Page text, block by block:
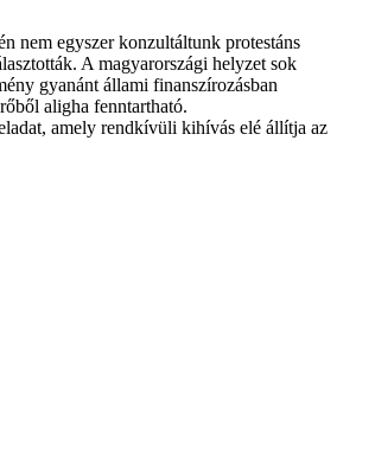
nem egyszer konzultáltunk protestáns
A magyarországi helyzet sok
gyanánt állami finanszírozásban
aligha fenntartható.
amely rendkívüli kihívás elé állítja az